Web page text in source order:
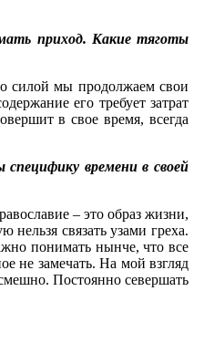
приход. Какие тяготы
силой мы продолжаем свои
его требует затрат
в свое время, всегда
времени в своей
– это образ жизни,
связать узами греха.
понимать нынче, что все
не замечать. На мой взгляд
Постоянно севершать